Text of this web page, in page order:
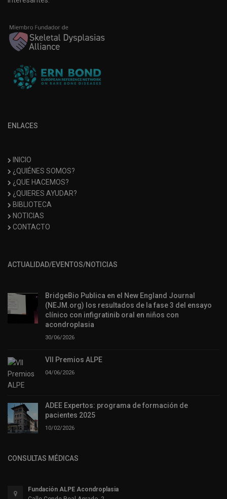
ENLACES
INICIO
¿QUIÉNES SOMOS?
¿QUE HACEMOS?
¿QUIERES AYUDAR?
BIBLIOTECA
NOTICIAS
CONTACTO
ACTUALIDAD/EVENTOS/NOTICIAS
BridgeBio Publica en el New England Journal
(NEJM.org) los resultados de la fase 3 del ensayo
clínico con infigratinib oral en niños con
acondroplasia
30/06/2026
VII Premios ALPE
04/06/2026
ADEE Expertos: programa de formación de
pacientes 2025
10/02/2026
CONSULTAS MÉDICAS
Fundación ALPE Acondroplasia